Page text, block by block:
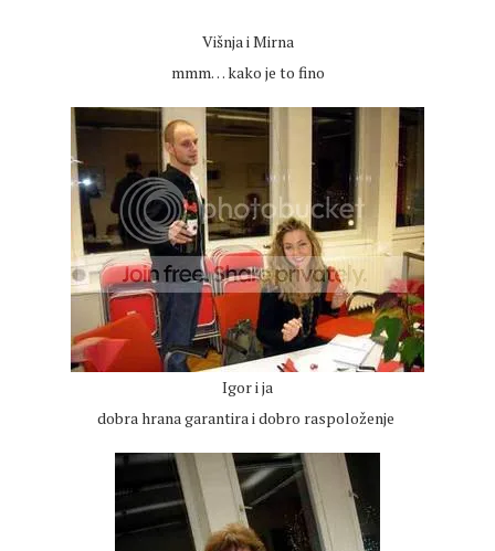
Višnja i Mirna
mmm… kako je to fino
Igor i ja
dobra hrana garantira i dobro raspoloženje